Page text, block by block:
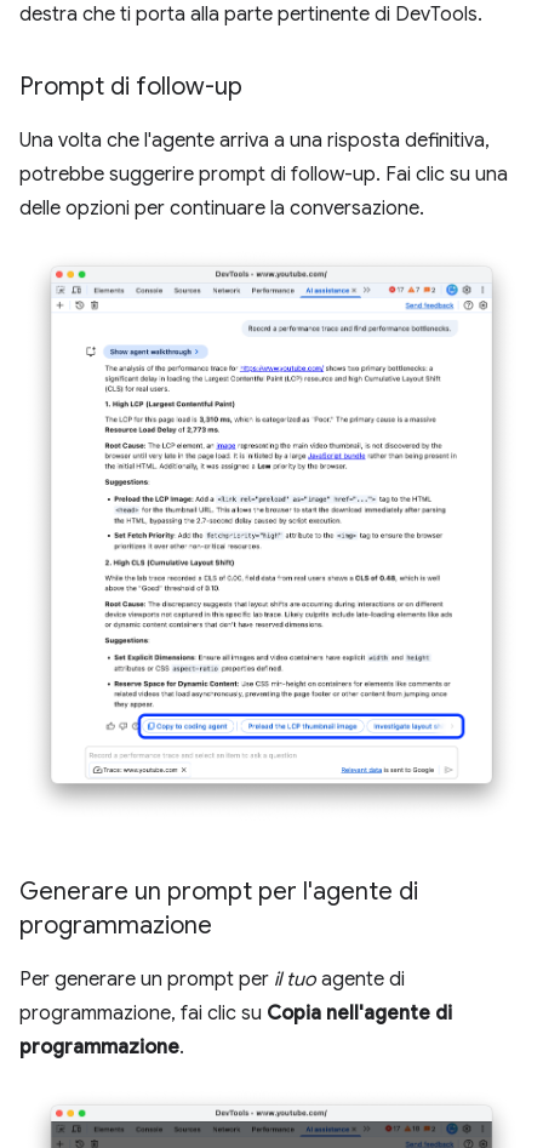
destra che ti porta alla parte pertinente di DevTools.
Prompt di follow-up
Una volta che l'agente arriva a una risposta definitiva,
potrebbe suggerire prompt di follow-up. Fai clic su una
delle opzioni per continuare la conversazione.
Generare un prompt per l'agente di
programmazione
Per generare un prompt per il tuo agente di
programmazione, fai clic su Copia nell'agente di
programmazione.